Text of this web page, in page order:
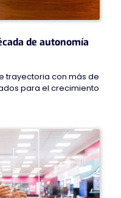
de autonomía
trayectoria con más de
para el crecimiento